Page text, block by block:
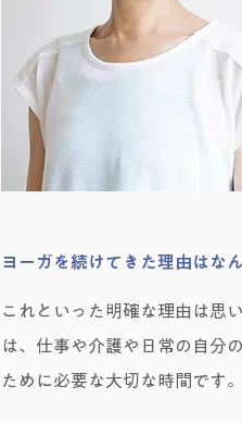
ヨーガを続けてきた理由はな
これといった明確な理由は思
は、仕事や介護や日常の自分
ために必要な大切な時間です。